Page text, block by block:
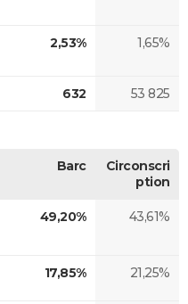
2,53% 1,65%
632 53 825
Barc
Circonscri
ption
49,20% 43,61%
17,85% 21,25%